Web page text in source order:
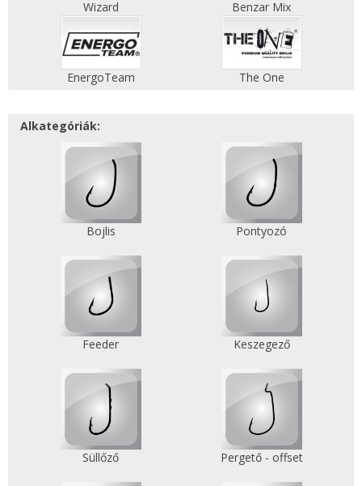
Wizard Benzar Mix
EnergoTeam The One
Alkategóriák:
Bojlis Pontyozó
Feeder Keszegező
Süllőző Pergető - offset